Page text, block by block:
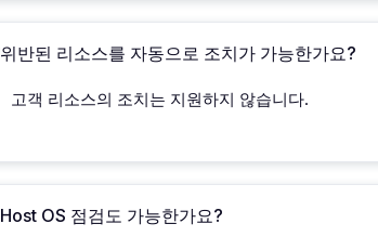
위반된 리소스를 자동으로 조치가 가능한가요?
고객 리소스의 조치는 지원하지 않습니다.
Host OS 점검도 가능한가요?